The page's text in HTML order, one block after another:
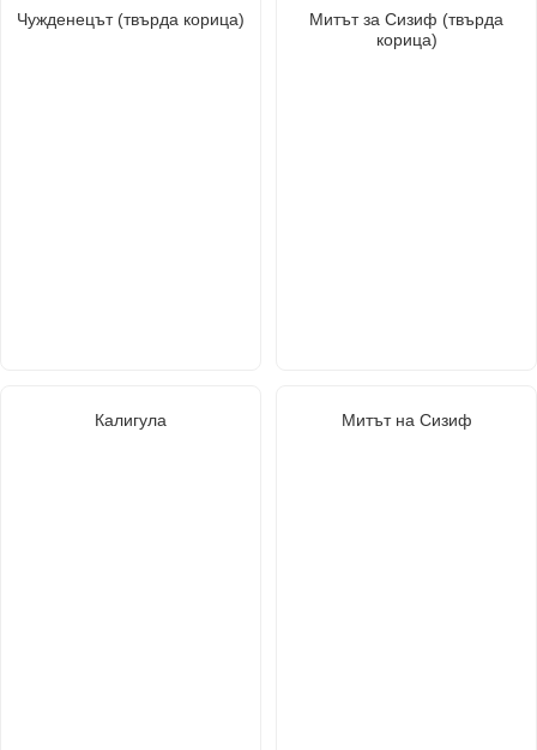
Чужденецът (твърда корица)
Митът за Сизиф (твърда
корица)
Калигула Митът на Сизиф